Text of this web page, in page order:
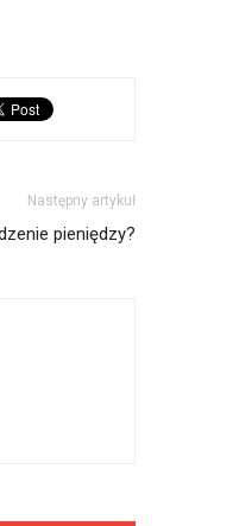
Następny artykuł
pieniędzy?